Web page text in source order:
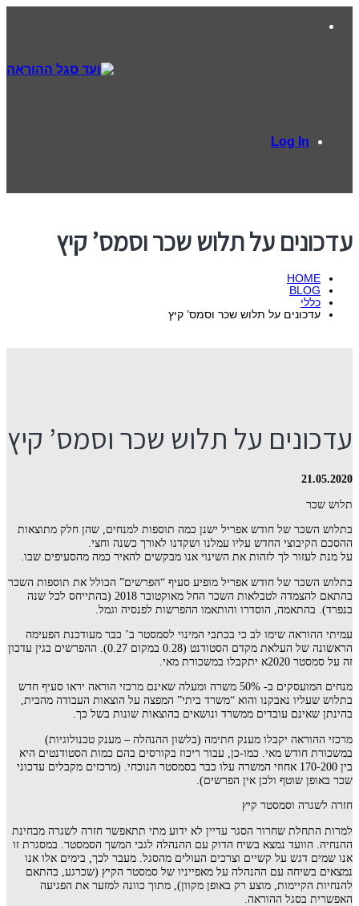
Log In
עדכונים על תלוש שכר וסמס’ קיץ
HOME
BLOG
כללי
עדכונים על תלוש שכר וסמס’ קיץ
עדכונים על תלוש שכר וסמס’ קיץ
21.05.2020
תלוש שכר
בתלוש השכר של חודש אפריל ישנן כמה תוספות למנחים, שהן חלק מתוצאות
ההסכם הקיבוצי החדש עליו עמלנו ושקדנו לאורך כשנה וחצי.
על מנת לעזור לך לזהות את השינוי אנו מבקשים להאיר כמה מהסעיפים שבו.
בתלוש השכר של חודש אפריל מופיע סעיף “הפרשים” הכולל את תוספות השכר
בהתאם להצמדה לטבלאות השכר החל מאוקטובר 2018 (בהתייחס לכל שנה
בנפרד). בהתאמה, הוסדרו והותאמו ההפרשות לפנסיה וגמל.
עמיתי ההוראה שימו לב כי בכתבי המינוי לסמסטר ב’ כבר מעודכנת הפעימה
הראשונה של העלאת מקדם הסטודנט (0.28 במקום 0.27). ההפרשים בגין עדכון
זה על סמסטר 2020א יתקבלו במשכורת מאי.
מנחים המועסקים ב- 50% משרה ומעלה שאינם מרכזי הוראה יראו סעיף חדש
בתלוש שעליו נאבקנו והוא “משרד ביתי” המפצה על הוצאות העבודה מהבית,
בהינתן שאינם עובדים ממשרד ונושאים בהוצאות שונות בשל כך.
מרכזי ההוראה יקבלו מענק חתימה (בלשון ההנהלה – מענק טכנולוגיות)
במשכורת חודש מאי. כמו-כן, עבור ריכוז בקורסים בהם כמות הסטודנטים היא
בין 170-200 אחוזי המשרה עלו כבר בסמסטר הנוכחי. (מרכזים מקבלים עדכוני
שכר באופן שוטף ולכן אין הפרשים).
חזרה לשגרה וסמסטר קיץ
למרות התחלת שחרור הסגר עדיין לא ידוע מתי תתאפשר חזרה לשגרה מבחינת
ההנחיה. הוועד נמצא בשיח הדוק עם ההנהלה לגבי המשך הסמסטר. במסגרת זו
אנו שמים דגש על קשיים וצרכים העולים מהסגל. מעבר לכך, בימים אלו אנו
נמצאים בשיחה עם ההנהלה על מאפייניו של סמסטר הקיץ (שכרגע, בהתאם
להנחיות הקיימות, מוצע רק באופן מקוון), מתוך כוונה למזער את הפגיעה
האפשרית בסגל ההוראה.